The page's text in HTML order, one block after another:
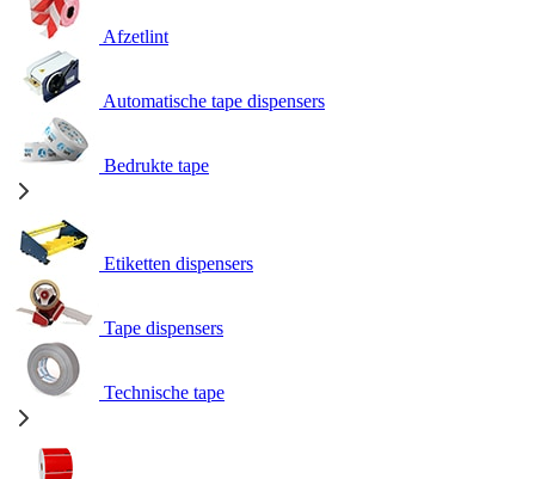
Afzetlint
Automatische tape dispensers
Bedrukte tape
Etiketten dispensers
Tape dispensers
Technische tape